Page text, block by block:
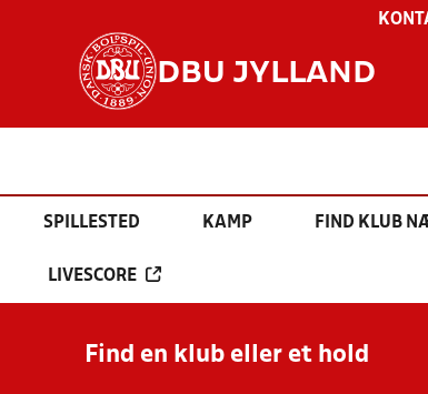
DBU JYLLAND
SPILLESTED KAMP FIND KLUB
LIVESCORE
Find en klub eller et hold